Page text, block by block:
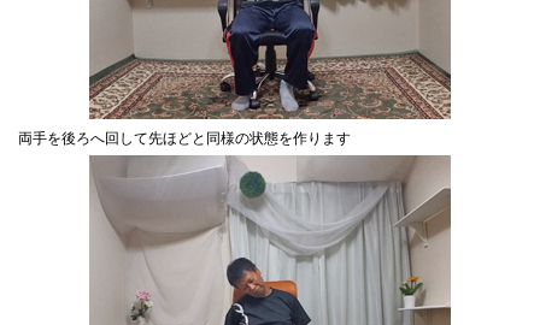
両手を後ろへ回して先ほどと同様の状態を作ります